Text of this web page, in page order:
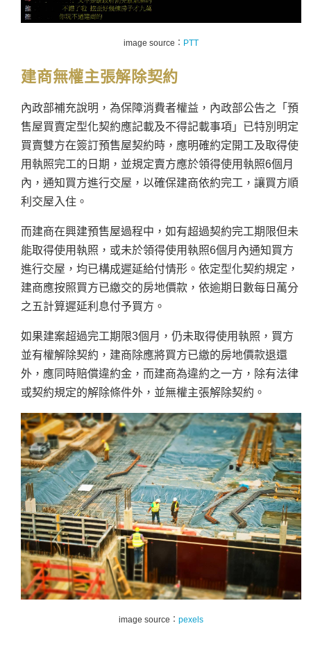
image source： PTT
建商無權主張解除契約
內政部補充說明，為保障消費者權益，內政部公告之「預
售屋買賣定型化契約應記載及不得記載事項」已特別明定
買賣雙方在簽訂預售屋契約時，應明確約定開工及取得使
用執照完工的日期，並規定賣方應於領得使用執照6個月
內，通知買方進行交屋，以確保建商依約完工，讓買方順
利交屋入住。
而建商在興建預售屋過程中，如有超過契約完工期限但未
能取得使用執照，或未於領得使用執照6個月內通知買方
進行交屋，均已構成遲延給付情形。依定型化契約規定，
建商應按照買方已繳交的房地價款，依逾期日數每日萬分
之五計算遲延利息付予買方。
如果建案超過完工期限3個月，仍未取得使用執照，買方
並有權解除契約，建商除應將買方已繳的房地價款退還
外，應同時賠償違約金，而建商為違約之一方，除有法律
或契約規定的解除條件外，並無權主張解除契約。
image source： pexels